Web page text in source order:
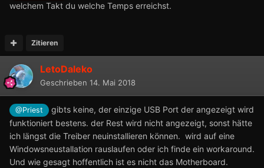
welchem Takt du welche Temps erreichst.
Zitieren
LetoDaleko
Geschrieben 14. Mai 2018
@Priest
gibts keine, der einzige USB Port der angezeigt wird
funktioniert bestens. der Rest wird nicht angezeigt, sonst hätte
ich längst die Treiber neuinstallieren können. wird auf eine
Windowsneustallation rauslaufen oder ich finde ein workaround.
Und wie gesagt hoffentlich ist es nicht das Motherboard.